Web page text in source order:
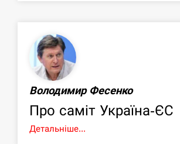
Володимир Фесенко
Про саміт Україна-ЄС
Детальніше...